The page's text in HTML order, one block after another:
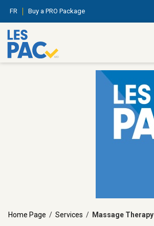
FR Buy a PRO Package
Home Page / Services / Massage Therapy